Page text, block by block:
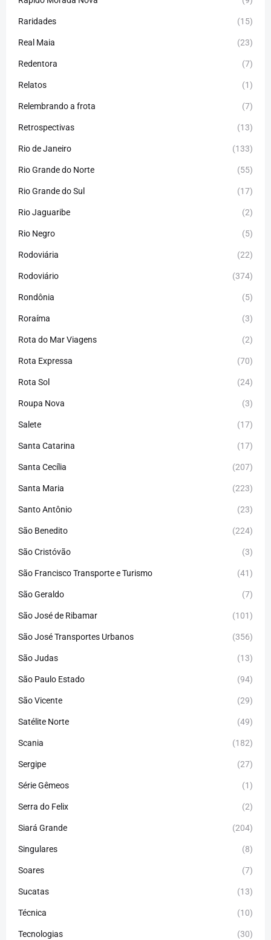
Raridades (15)
Real Maia (23)
Redentora (7)
Relatos (1)
Relembrando a frota (7)
Retrospectivas (13)
Rio de Janeiro (133)
Rio Grande do Norte (55)
Rio Grande do Sul (17)
Rio Jaguaribe (2)
Rio Negro (5)
Rodoviária (22)
Rodoviário (374)
Rondônia (5)
Roraíma (3)
Rota do Mar Viagens (2)
Rota Expressa (70)
Rota Sol (24)
Roupa Nova (3)
Salete (17)
Santa Catarina (17)
Santa Cecília (207)
Santa Maria (223)
Santo Antônio (23)
São Benedito (224)
São Cristóvão (3)
São Francisco Transporte e Turismo (41)
São Geraldo (7)
São José de Ribamar (101)
São José Transportes Urbanos (356)
São Judas (13)
São Paulo Estado (94)
São Vicente (29)
Satélite Norte (49)
Scania (182)
Sergipe (27)
Série Gêmeos (1)
Serra do Felix (2)
Siará Grande (204)
Singulares (8)
Soares (7)
Sucatas (13)
Técnica (10)
Tecnologias (30)